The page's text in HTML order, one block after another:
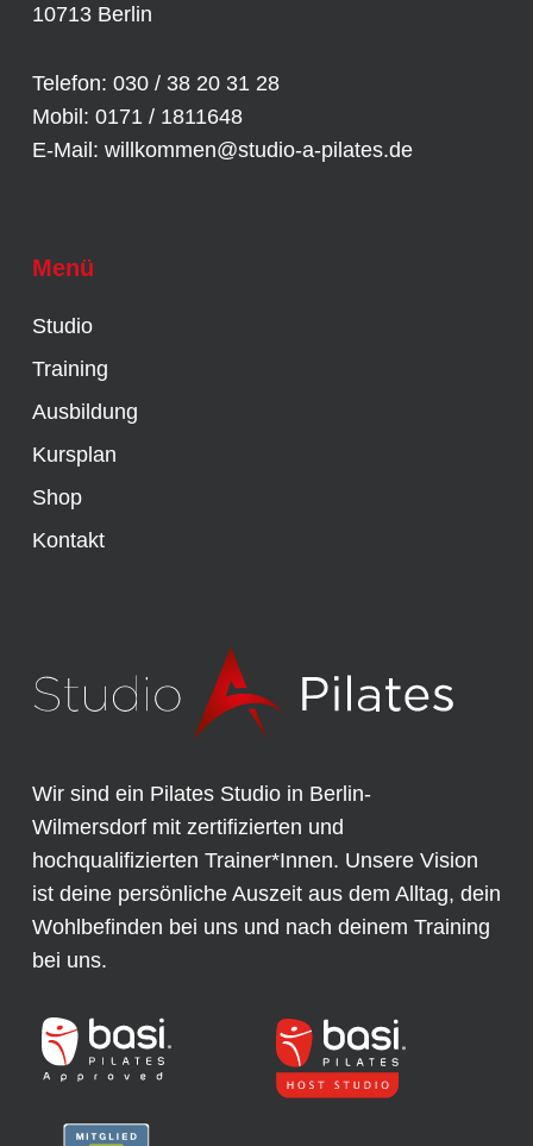
10713 Berlin
Telefon: 030 / 38 20 31 28
Mobil: 0171 / 1811648
E-Mail: willkommen@studio-a-pilates.de
Menü
Studio
Training
Ausbildung
Kursplan
Shop
Kontakt
Wir sind ein Pilates Studio in Berlin-
Wilmersdorf mit zertifizierten und
hochqualifizierten Trainer*Innen. Unsere Vision
ist deine persönliche Auszeit aus dem Alltag, dein
Wohlbefinden bei uns und nach deinem Training
bei uns.